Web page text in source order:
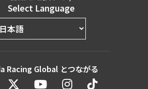
Select Language
Racing Global とつながる